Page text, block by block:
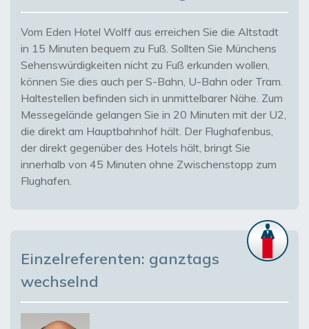
Vom Eden Hotel Wolff aus erreichen Sie die Altstadt
in 15 Minuten bequem zu Fuß. Sollten Sie Münchens
Sehenswürdigkeiten nicht zu Fuß erkunden wollen,
können Sie dies auch per S-Bahn, U-Bahn oder Tram.
Haltestellen befinden sich in unmittelbarer Nähe. Zum
Messegelände gelangen Sie in 20 Minuten mit der U2,
die direkt am Hauptbahnhof hält. Der Flughafenbus,
der direkt gegenüber des Hotels hält, bringt Sie
innerhalb von 45 Minuten ohne Zwischenstopp zum
Flughafen.
Einzelreferenten: ganztags
wechselnd